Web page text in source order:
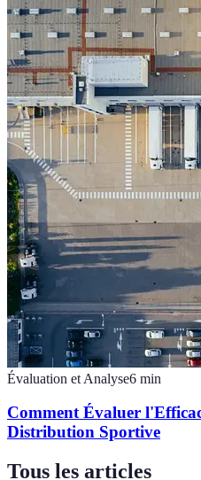
Évaluation et Analyse6 min
Comment Évaluer
Distribution Sportive
Tous les articles